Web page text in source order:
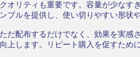
オリティも重要です。容量が少な
プルを提供し、使い切りやすい形状
だ配布するだけでなく、効果を実
上します。リピート購入を促すため